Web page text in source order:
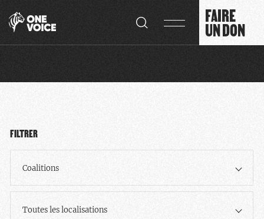
FAIRE
UN DON
FILTRER
Coalitions
Toutes les localisations